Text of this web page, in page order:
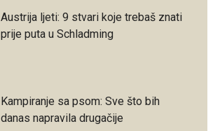
Austrija ljeti: 9 stvari koje trebaš znati
prije puta u Schladming
Kampiranje sa psom: Sve što bih
danas napravila drugačije